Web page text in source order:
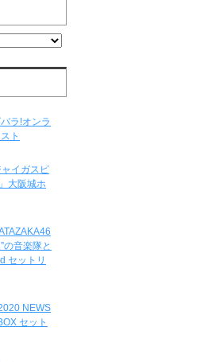
ラ!オンラ
ト
イガスピ
大阪城ホ
の音楽隊と
セットリ
NEWS
セット